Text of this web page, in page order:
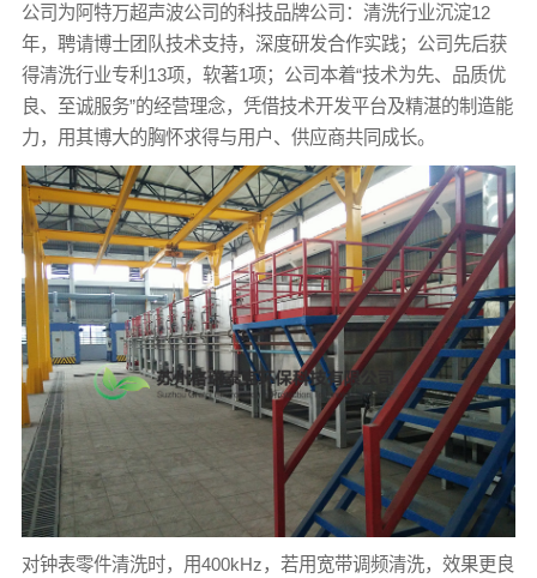
公司为阿特万超声波公司的科技品牌公司：清洗行业沉淀12
年，聘请博士团队技术支持，深度研发合作实践；公司先后获
得清洗行业专利13项，软著1项；公司本着“技术为先、品质优
良、至诚服务”的经营理念，凭借技术开发平台及精湛的制造能
力，用其博大的胸怀求得与用户、供应商共同成长。
对钟表零件清洗时，用400kHz，若用宽带调频清洗，效果更良